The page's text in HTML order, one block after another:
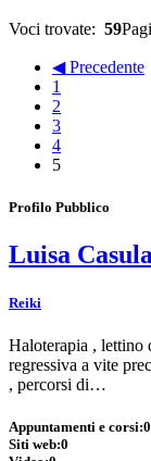
Voci trovate: 59
◀ Precedente
1
2
3
4
5
Profilo Pubblico
Luisa
Reiki
Haloterapia , lettino
regressiva a vite
, percorsi di…
Appuntamenti e corsi:0
Siti web:0